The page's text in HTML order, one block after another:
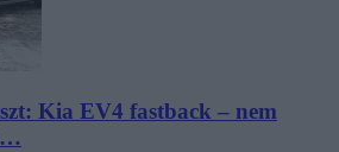
Kia EV4 fastback – nem